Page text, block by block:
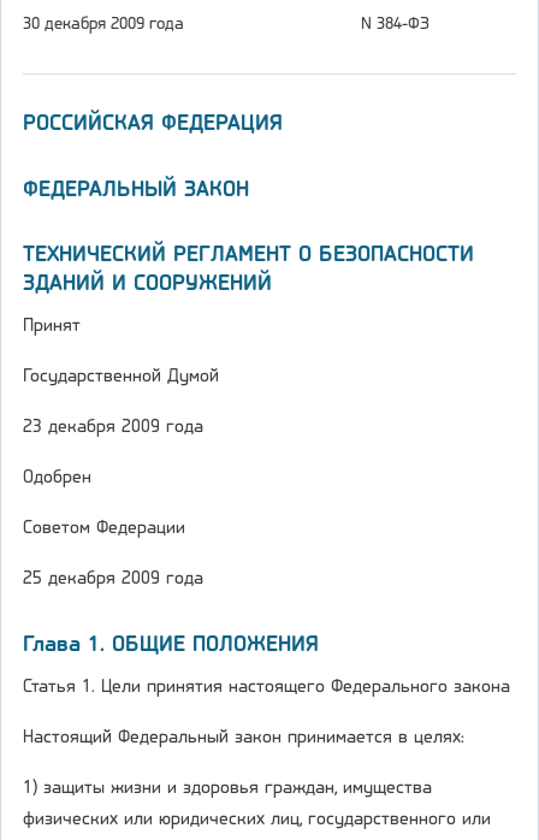
30 декабря 2009 года N 384-ФЗ
РОССИЙСКАЯ ФЕДЕРАЦИЯ
ФЕДЕРАЛЬНЫЙ ЗАКОН
ТЕХНИЧЕСКИЙ РЕГЛАМЕНТ О БЕЗОПАСНОСТИ
ЗДАНИЙ И СООРУЖЕНИЙ
Принят
Государственной Думой
23 декабря 2009 года
Одобрен
Советом Федерации
25 декабря 2009 года
Глава 1. ОБЩИЕ ПОЛОЖЕНИЯ
Статья 1. Цели принятия настоящего Федерального закона
Настоящий Федеральный закон принимается в целях:
1) защиты жизни и здоровья граждан, имущества
физических или юридических лиц, государственного или